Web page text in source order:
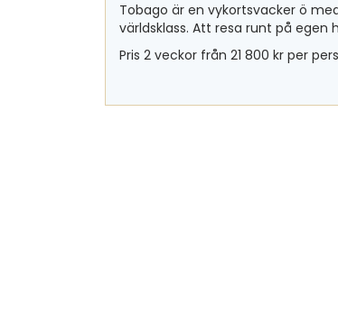
Tobago är en vykortsvacker ö
världsklass. Att resa runt på
Pris 2 veckor från 21 800 kr per